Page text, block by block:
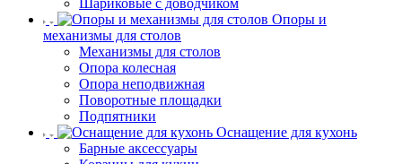
Шариковые с доводчиком
Опоры и
механизмы для столов
Механизмы для столов
Опора колесная
Опора неподвижная
Поворотные площадки
Подпятники
Оснащение для кухонь
Барные аксессуары